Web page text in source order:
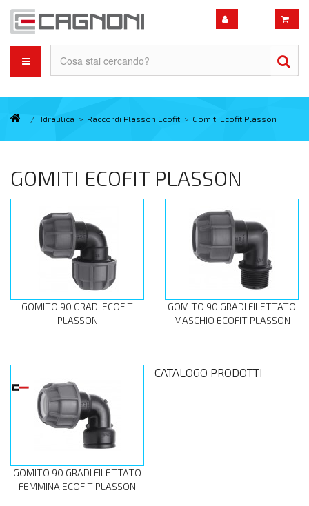
/ Idraulica > Raccordi Plasson Ecofit > Gomiti Ecofit Plasson
GOMITI ECOFIT PLASSON
GOMITO 90 GRADI ECOFIT
PLASSON
GOMITO 90 GRADI FILETTATO
MASCHIO ECOFIT PLASSON
GOMITO 90 GRADI FILETTATO
FEMMINA ECOFIT PLASSON
CATALOGO PRODOTTI